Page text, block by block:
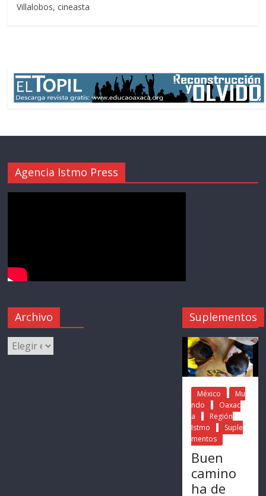
Villalobos, cineasta
Agencia Istmo Press
Archivo Suplementos
México
Mu
ndo
Oaxac
a
Región
Istmo
Suple
mentos
Buen
camino
ha de